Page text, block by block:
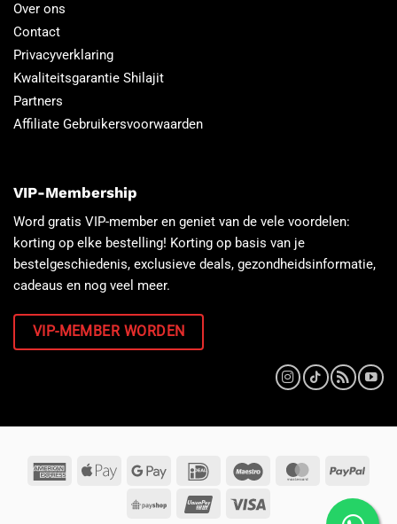
Over ons
Contact
Privacyverklaring
Kwaliteitsgarantie Shilajit
Partners
Affiliate Gebruikersvoorwaarden
VIP-Membership
Word gratis VIP-member en geniet van de vele voordelen:
korting op elke bestelling! Korting op basis van je
bestelgeschiedenis, exclusieve deals, gezondheidsinformatie,
cadeaus en nog veel meer.
VIP-MEMBER WORDEN